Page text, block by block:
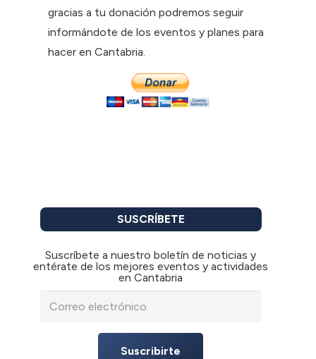
gracias a tu donación podremos seguir
informándote de los eventos y planes para
hacer en Cantabria.
SUSCRÍBETE
Suscríbete a nuestro boletín de noticias y
entérate de los mejores eventos y actividades
en Cantabria
Suscribirte